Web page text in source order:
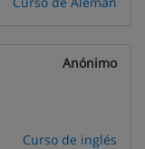
Anónimo
Curso de inglés